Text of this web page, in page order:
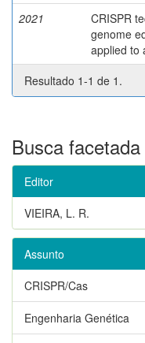
2021
CRISPR
genome
applied to
Resultado 1-1 de 1.
Busca facetada
Editor
VIEIRA, L. R.
Assunto
CRISPR/Cas
Engenharia Genética